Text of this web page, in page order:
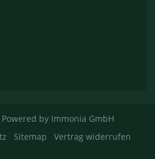
Powered by Immonia GmbH
Sitemap Vertrag widerrufen